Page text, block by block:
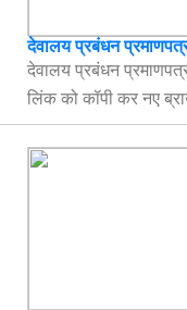
देवालय प्रबंधन
देवालय प्रबंधन
लिंक को कॉपी कर नए